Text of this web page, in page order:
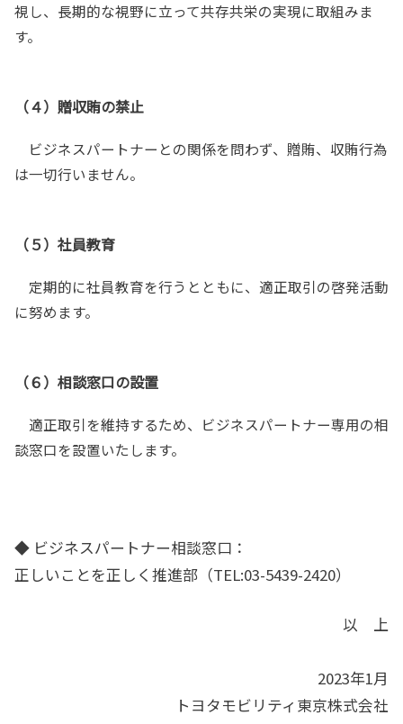
視し、長期的な視野に立って共存共栄の実現に取組みま
す。
（４）贈収賄の禁止
ビジネスパートナーとの関係を問わず、贈賄、収賄行為
は一切行いません。
（５）社員教育
定期的に社員教育を行うとともに、適正取引の啓発活動
に努めます。
（６）相談窓口の設置
適正取引を維持するため、ビジネスパートナー専用の相
談窓口を設置いたします。
◆ ビジネスパートナー相談窓口：
正しいことを正しく推進部（TEL:03-5439-2420）
以 上
2023年1月
トヨタモビリティ東京株式会社